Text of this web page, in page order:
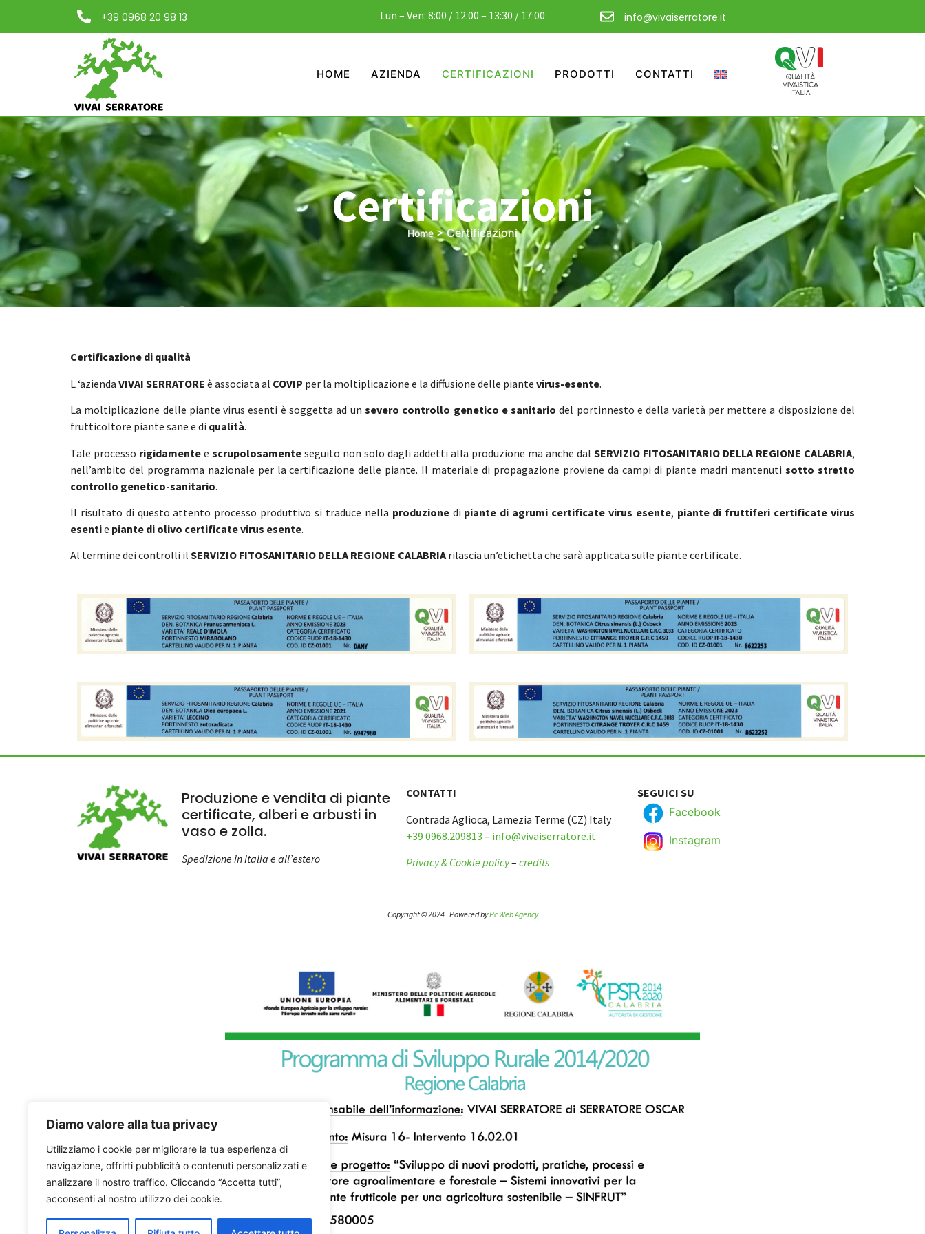
Diamo valore alla tua privacy
Utilizziamo i cookie per migliorare la tua esperienza di
navigazione, offrirti pubblicità o contenuti personalizzati e
analizzare il nostro traffico. Cliccando “Accetta tutti”,
acconsenti al nostro utilizzo dei cookie.
+39 0968 20 98 13 Lun – Ven: 8:00 / 12:00 – 13:30 / 17:00 info@vivaiserratore.it
HOME AZIENDA CERTIFICAZIONI PRODOTTI CONTATTI
Certificazioni
Home>Certificazioni
Certificazione di qualità
L ‘azienda VIVAI SERRATORE è associata al COVIP per la moltiplicazione e la diffusione delle piante virus-esente.
La moltiplicazione delle piante virus esenti è soggetta ad un severo controllo genetico e sanitario del portinnesto e della varietà per mettere a disposizione del
frutticoltore piante sane e di qualità.
Tale processo rigidamente e scrupolosamente seguito non solo dagli addetti alla produzione ma anche dal SERVIZIO FITOSANITARIO DELLA REGIONE CALABRIA,
nell’ambito del programma nazionale per la certificazione delle piante. Il materiale di propagazione proviene da campi di piante madri mantenutisotto stretto
controllo genetico-sanitario.
Il risultato di questo attento processo produttivo si traduce nella produzionedi piante di agrumi certificate virus esente, piante di fruttiferi certificate virus
esentie piante di olivo certificate virus esente.
Al termine dei controlli il SERVIZIO FITOSANITARIO DELLA REGIONE CALABRIArilascia un’etichetta che sarà applicata sulle piante certificate.
Produzione e vendita di piante
certificate, alberi e arbusti in
vaso e zolla.
Spedizione in Italia e all’estero
CONTATTI
Contrada Aglioca, Lamezia Terme (CZ) Italy
+39 0968.209813 – info@vivaiserratore.it
Privacy & Cookie policy– credits
SEGUICI SU
Facebook
Instagram
Copyright © 2024 | Powered byPc Web Agency